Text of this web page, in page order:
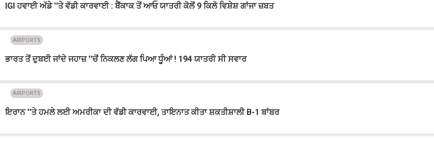
IGI ਹਵਾਈ ਅੱਡੇ ''ਤੇ ਵੱਡੀ ਕਾਰਵਾਈ : ਬੈਂਕਾਕ ਤੋਂ ਆਓ ਯਾਤਰੀ ਕੋਲੋਂ 9 ਕਿਲੋ ਵਿਸ਼ੇਸ਼ ਗਾਂਜਾ ਜ਼ਬਤ
AIRPORTS
ਭਾਰਤ ਤੋਂ ਦੁਬਈ ਜਾਂਦੇ ਜਹਾਜ਼ ''ਚੋਂ ਨਿਕਲਣ ਲੱਗ ਪਿਆ ਧੂੰਆਂ ! 194 ਯਾਤਰੀ ਸੀ ਸਵਾਰ
AIRPORTS
ਇਰਾਨ ''ਤੇ ਹਮਲੇ ਲਈ ਅਮਰੀਕਾ ਦੀ ਵੱਡੀ ਕਾਰਵਾਈ, ਤਾਇਨਾਤ ਕੀਤਾ ਸ਼ਕਤੀਸ਼ਾਲੀ B-1 ਬਾਂਬਰ